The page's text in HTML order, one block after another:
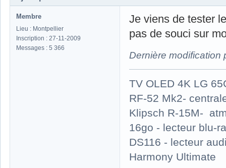
Membre
Lieu : Montpellier
Inscription : 27-11-2009
Messages : 5 366
Je viens de tester
pas de souci sur
Dernière modification
TV OLED 4K LG
RF-52 Mk2-
Klipsch R-15M-
16go - lecteur blu-
DS116 - lecteur
Harmony Ultimate